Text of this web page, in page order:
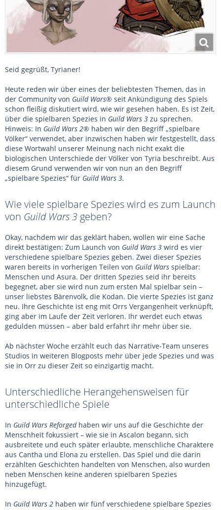
Seid gegrüßt, Tyrianer!
Heute reden wir über eines der beliebtesten Themen, das in
der Community von Guild Wars® seit Ankündigung des Spiels
schon fleißig diskutiert wird, wie wir gesehen haben. Es ist Zeit,
über die spielbaren Spezies in Guild Wars 3 zu sprechen.
Hinweis: In Guild Wars 2® haben wir den Begriff „spielbare
Völker“ verwendet, aber inzwischen haben wir festgestellt, dass
diese Wortwahl unserer Meinung nach nicht exakt die
biologischen Unterschiede der Völker von Tyria beschreibt. Aus
diesem Grund verwenden wir von nun an den Begriff
„spielbare Spezies“ für Guild Wars 3.
Wie viele spielbare Spezies wird es zum Launch
von Guild Wars 3 geben?
Okay, nachdem wir das geklärt haben, wollen wir eine Sache
direkt bestätigen: Zum Launch von Guild Wars 3 wird es vier
verschiedene spielbare Spezies geben. Zwei dieser Spezies
waren bereits in vorherigen Teilen von Guild Wars spielbar:
Menschen und Asura. Der dritten Spezies seid ihr bereits
begegnet, aber sie wird nun zum ersten Mal spielbar sein –
unser liebstes Bärenvolk, die Kodan. Die vierte Spezies ist ganz
neu. Ihre Geschichte ist eng mit Orrs Vergangenheit verknüpft,
ging aber im Laufe der Zeit verloren. Ihr werdet euch etwas
gedulden müssen – aber bald erfahrt ihr mehr über sie.
Ab nächster Woche erzählt euch das Narrative-Team unseres
Studios in weiteren Blogposts mehr über jede Spezies und was
sie in Orr zu dieser Zeit so einzigartig macht.
Unterschiedliche Herangehensweisen für
unterschiedliche Spiele
In Guild Wars Reforgedhaben wir uns auf die Geschichte der
Menschheit fokussiert – wie sie in Ascalon begann, sich
ausbreitete und euch später erlaubte, menschliche Charaktere
aus Cantha und Elona zu erstellen. Das Spiel und die darin
erzählten Geschichten handelten von Menschen, also wurden
neben Menschen keine anderen spielbaren Spezies
hinzugefügt.
In Guild Wars 2 haben wir fünf verschiedene spielbare Spezies